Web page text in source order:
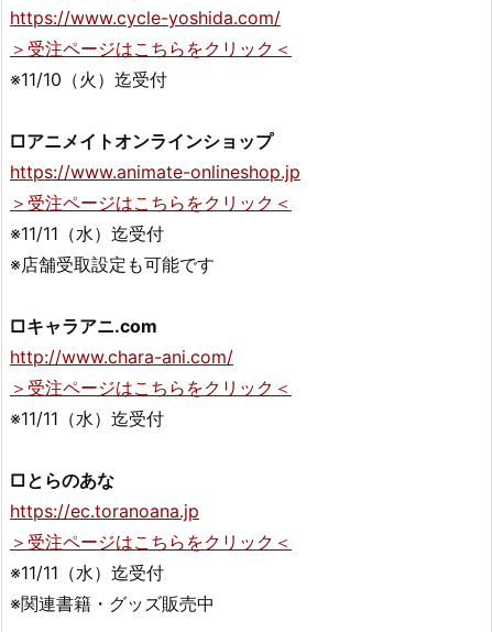
https://www.cycle-yoshida.com/
＞受注ページはこちらをクリック＜
※11/10（火）迄受付
□アニメイトオンラインショップ
https://www.animate-onlineshop.jp
＞受注ページはこちらをクリック＜
※11/11（水）迄受付
※店舗受取設定も可能です
□キャラアニ.com
http://www.chara-ani.com/
＞受注ページはこちらをクリック＜
※11/11（水）迄受付
□とらのあな
https://ec.toranoana.jp
＞受注ページはこちらをクリック＜
※11/11（水）迄受付
※関連書籍・グッズ販売中